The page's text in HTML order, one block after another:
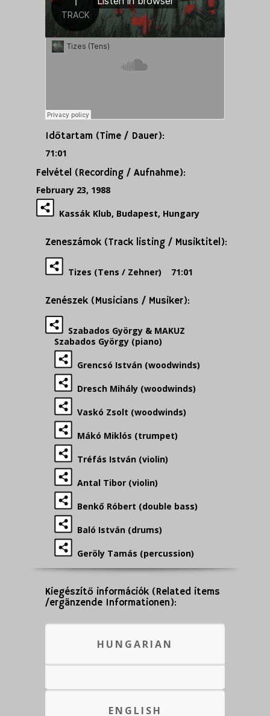
Időtartam (Time / Dauer):
71:01
Felvétel (Recording / Aufnahme):
February 23, 1988
Kassák Klub, Budapest, Hungary
Zeneszámok (Track listing / Musiktitel):
Tizes (Tens / Zehner) 71:01
Zenészek (Musicians / Musiker):
Szabados György & MAKUZ
Szabados György (piano)
Grencsó István (woodwinds)
Dresch Mihály (woodwinds)
Vaskó Zsolt (woodwinds)
Mákó Miklós (trumpet)
Tréfás István (violin)
Antal Tibor (violin)
Benkő Róbert (double bass)
Baló István (drums)
Geröly Tamás (percussion)
Kiegészítő információk (Related items
/ergänzende Informationen):
HUNGARIAN
ENGLISH